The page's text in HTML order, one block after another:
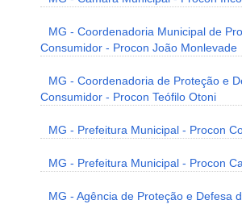
MG - Coordenadoria Municipal de
Consumidor - Procon João Monlevade
MG - Coordenadoria de Proteção e
Consumidor - Procon Teófilo Otoni
MG - Prefeitura Municipal - Procon
MG - Prefeitura Municipal - Procon
MG - Agência de Proteção e Defesa